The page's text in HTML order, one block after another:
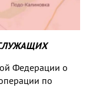
Федерации о
по